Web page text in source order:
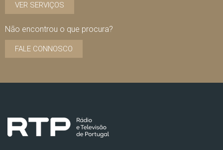
VER SERVIÇOS
Não encontrou o que procura?
FALE CONNOSCO